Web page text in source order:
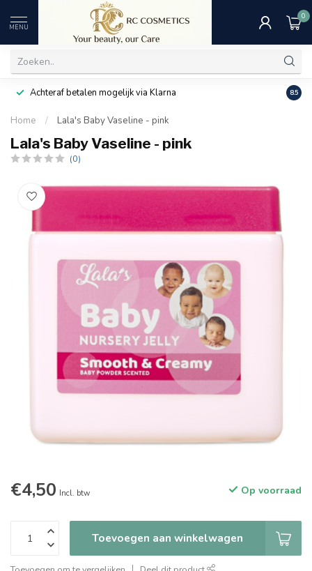
MENU
0
Achteraf betalen mogelijk via Klarna 8.5
Home / Lala's Baby Vaseline - pink
Lala's Baby Vaseline - pink
(0)
€4,50 Incl. btw Op voorraad
Toevoegen aan winkelwagen